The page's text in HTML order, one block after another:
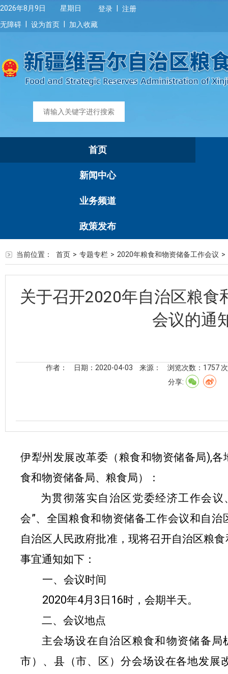
2026年8月9日 星期日 登录
注册
无障碍
设为首页 加入收藏
首页
新闻中心
业务频道
政策发布
当前位置： 首页 > 专题专栏 > 2020年粮食和物资储备工作会议 >
关于召开2020年自治区粮食
会议的通
作者： 日期：2020-04-03 来源： 浏览次数： 1757 次
分享:
伊犁州发展改革委（粮食和物资储备局),各
食和物资储备局、粮食局）：
为贯彻落实自治区党委经济工作会
会”、全国粮食和物资储备工作会议和自
自治区人民政府批准，现将召开自治区粮
事宜通知如下：
一、会议时间
2020年4月 3 日 16时，会期半天。
二、会议地点
主会场设在自治区粮食和物资储备局
市）、县（市、区）分会场设在各地发展